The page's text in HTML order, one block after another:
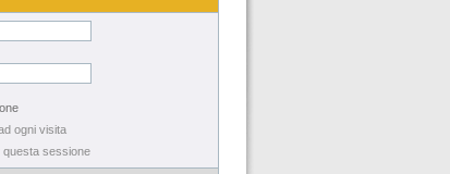
ogni visita
questa sessione